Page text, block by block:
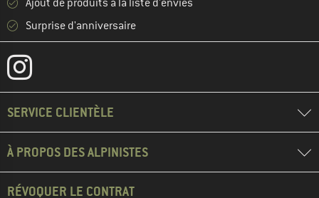
Ajout de produits à la liste d'envies
Surprise d'anniversaire
SERVICE CLIENTÈLE
À PROPOS DES ALPINISTES
RÉVOQUER LE CONTRAT